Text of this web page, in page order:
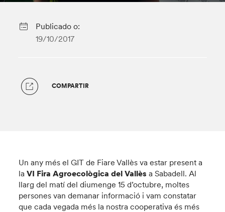
Publicado o:
19/10/2017
COMPARTIR
Un any més el GIT de Fiare Vallès va estar present a
laVI Fira Agroecològica del Vallèsa Sabadell. Al
llarg del matí del diumenge 15 d’octubre, moltes
persones van demanar informació i vam constatar
que cada vegada més la nostra cooperativa és més